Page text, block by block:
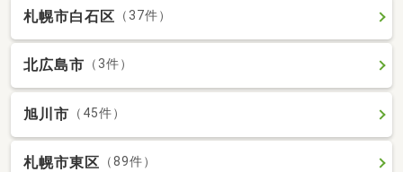
札幌市白石区 （37件）
北広島市 （3件）
旭川市 （45件）
札幌市東区 （89件）